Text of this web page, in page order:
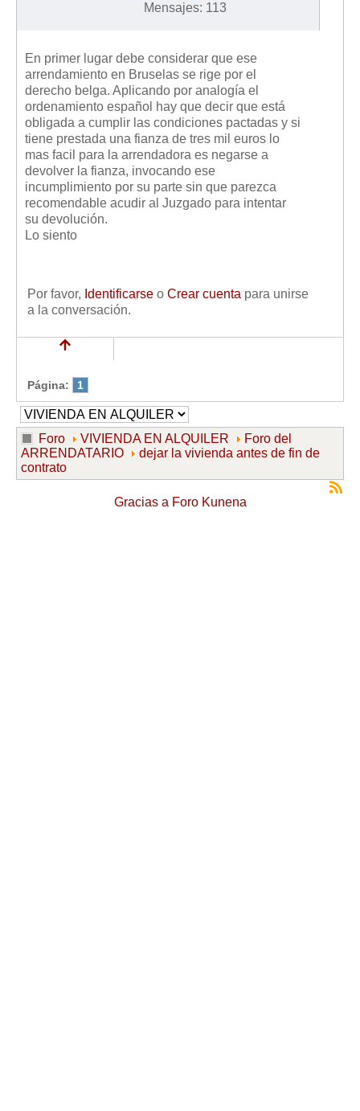
Mensajes: 113
En primer lugar debe considerar que ese
arrendamiento en Bruselas se rige por el
derecho belga. Aplicando por analogía el
ordenamiento español hay que decir que está
obligada a cumplir las condiciones pactadas y si
tiene prestada una fianza de tres mil euros lo
mas facil para la arrendadora es negarse a
devolver la fianza, invocando ese
incumplimiento por su parte sin que parezca
recomendable acudir al Juzgado para intentar
su devolución.
Lo siento
Por favor, Identificarse o Crear cuenta para unirse
a la conversación.
Página: 1
Foro VIVIENDA EN ALQUILER
Foro del
ARRENDATARIO
dejar la vivienda antes de fin de
contrato
Gracias a Foro Kunena